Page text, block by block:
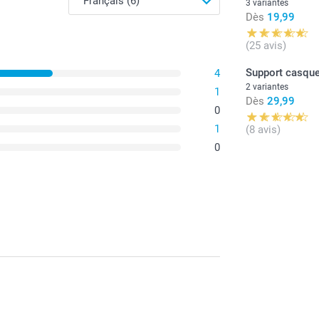
Parfait pour
4
1
0
1
0
3 variantes
Dès 19,99
(25 avis)
Support
2 variantes
Dès 29,99
(8 avis)